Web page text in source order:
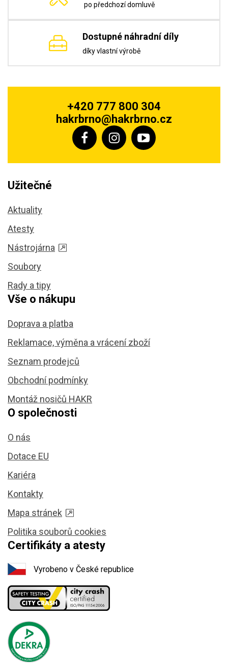
po předchozí domluvě
Dostupné náhradní díly
díky vlastní výrobě
+420 777 800 304
hakrbrno@hakrbrno.cz
Užitečné
Aktuality
Atesty
Nástrojárna
Soubory
Rady a tipy
Vše o nákupu
Doprava a platba
Reklamace, výměna a vrácení zboží
Seznam prodejců
Obchodní podmínky
Montáž nosičů HAKR
O společnosti
O nás
Dotace EU
Kariéra
Kontakty
Mapa stránek
Politika souborů cookies
Certifikáty a atesty
Vyrobeno v České republice